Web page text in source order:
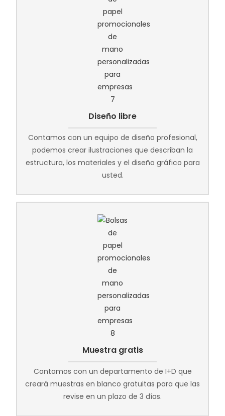
Diseño libre
Contamos con un equipo de diseño profesional,
podemos crear ilustraciones que describan la
estructura, los materiales y el diseño gráfico para
usted.
Muestra gratis
Contamos con un departamento de I+D que
creará muestras en blanco gratuitas para que las
revise en un plazo de 3 días.